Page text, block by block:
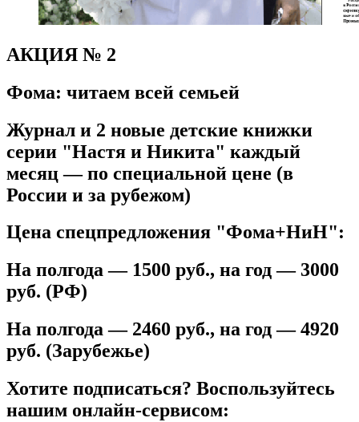
АКЦИЯ № 2
Фома: читаем всей семьей
Журнал и 2 новые детские книжки
серии "Настя и Никита" каждый
месяц — по специальной цене (в
России и за рубежом)
Цена спецпредложения "Фома+НиН":
На полгода — 1500 руб., на год — 3000
руб. (РФ)
На полгода — 2460 руб., на год — 4920
руб. (Зарубежье)
Хотите подписаться? Воспользуйтесь
нашим онлайн-сервисом: